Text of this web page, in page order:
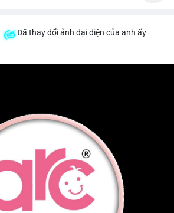
Đã thay đổi ảnh đại diện của anh ấy